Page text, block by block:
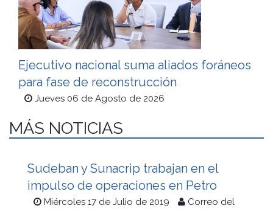
Ejecutivo nacional suma aliados foráneos
para fase de reconstrucción
Jueves 06 de Agosto de 2026
MÁS NOTICIAS
Sudeban y Sunacrip trabajan en el
impulso de operaciones en Petro
Miércoles 17 de Julio de 2019
Correo del